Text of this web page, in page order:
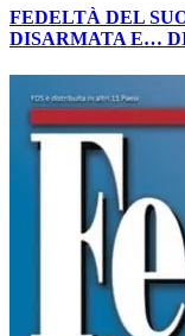
FEDELTÀ DEL
DISARMATA E…